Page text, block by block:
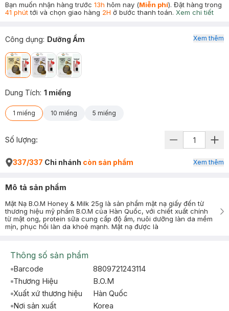
Bạn muốn nhận hàng trước 13h hôm nay (Miễn phí). Đặt hàng trong
41 phúttới và chọn giao hàng 2H ở bước thanh toán. Xem chi tiết
Công dụng: Dưỡng Ẩm
Dung Tích: 1 miếng
1 miếng 10 miếng 5 miếng
Xem thêm
Số lượng:
337/337 Chi nhánh còn sản phẩm Xem thêm
Mô tả sản phẩm
Mặt Nạ B.O.M Honey & Milk 25g là sản phẩm mặt nạ giấy đến từ
thương hiệu mỹ phẩm B.O.M của Hàn Quốc, với chiết xuất chính
từ mật ong, protein sữa cung cấp độ ẩm, nuôi dưỡng làn da mềm
mịn, phục hồi làn da khoẻ mạnh. Mặt nạ được là
Thông số sản phẩm
Barcode
8809721243114
Thương Hiệu
B.O.M
Xuất xứ thương hiệu
Hàn Quốc
Nơi sản xuất
Korea